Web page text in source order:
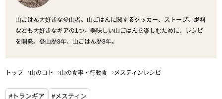
山ごはん大好きな登山者。山ごはんに関するクッカー、ストープ、燃料
なども大好きなギアの1つ。美味しい山ごはんを楽しむために、レシピ
を開発。登山歴8年、山ごはん歴8年。
トップ 山のコト 山の食事・行動食 メスティンレシピ
#トランギア #メスティン